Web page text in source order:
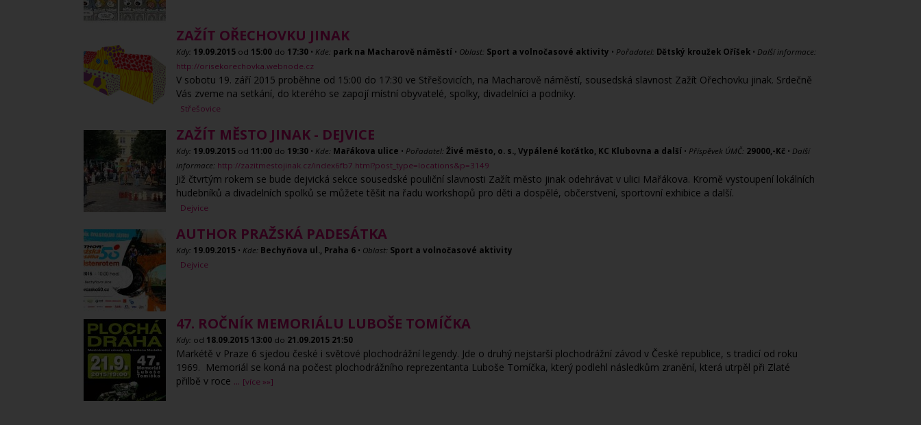
ZAŽÍT OŘECHOVKU JINAK
Kdy: 19.09.2015 od 15:00 do 17:30 • Kde: park na Macharově náměstí • Oblast: Sport a volnočasové aktivity • Pořadatel: Dětský kroužek Oříšek • Další informace:
http://orisekorechovka.webnode.cz
V sobotu 19. září 2015 proběhne od 15:00 do 17:30 ve Střešovicích, na Macharově náměstí, sousedská slavnost Zažít Ořechovku jinak. Srdečně
Vás zveme na setkání, do kterého se zapojí místní obyvatelé, spolky, divadelníci a podniky.
Střešovice
ZAŽÍT MĚSTO JINAK - DEJVICE
Kdy: 19.09.2015 od 11:00 do 19:30 • Kde: Mařákova ulice • Pořadatel: Živé město, o. s., Vypálené koťátko, KC Klubovna a další • Příspěvek ÚMČ: 29000,-Kč • Další
informace: http://zazitmestojinak.cz/index6fb7.html?post_type=locations&p=3149
Již čtvrtým rokem se bude dejvická sekce sousedské pouliční slavnosti Zažít město jinak odehrávat v ulici Mařákova. Kromě vystoupení lokálních
hudebníků a divadelních spolků se můžete těšit na řadu workshopů pro děti a dospělé, občerstvení, sportovní exhibice a další.
Dejvice
AUTHOR PRAŽSKÁ PADESÁTKA
Kdy: 19.09.2015 • Kde: Bechyňova ul., Praha 6 • Oblast: Sport a volnočasové aktivity
Dejvice
47. ROČNÍK MEMORIÁLU LUBOŠE TOMÍČKA
Kdy: od 18.09.2015 13:00 do 21.09.2015 21:50
Markétě v Praze 6 sjedou české i světové plochodrážní legendy. Jde o druhý nejstarší plochodrážní závod v České republice, s tradicí od roku
1969. Memoriál se koná na počest plochodrážního reprezentanta Luboše Tomíčka, který podlehl následkům zranění, která utrpěl při Zlaté
přilbě v roce ... [více »»]